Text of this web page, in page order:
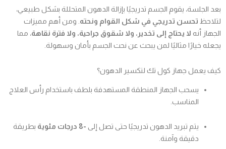
بعد الجلسة، يقوم الجسم تدريجيًا بإزالة الدهون المتحللة بشكل طبيعي،
لتلاحظ تحسن تدريجي في شكل القوام ونحته . ومن أهم مميزات
الجهاز أنه لا يحتاج إلى تخدير، ولا شقوق جراحية، ولا فترة نقاهة، مما
يجعله خيارًا مثاليًا لمن يبحث عن نحت الجسم بأمان وسهولة.
كيف يعمل جهاز كول تك لتكسير الدهون؟
يسحب الجهاز المنطقة المستهدفة بلطف باستخدام رأس العلاج
المناسب.
يتم تبريد الدهون تدريجيًا حتى تصل إلى -8 درجات مئوية
بطريقة
دقيقة وآمنة.